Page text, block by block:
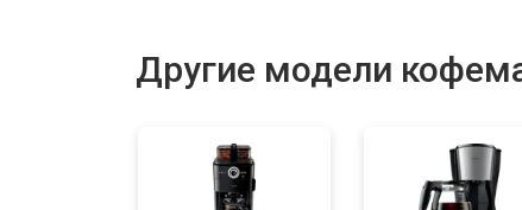
Другие модели